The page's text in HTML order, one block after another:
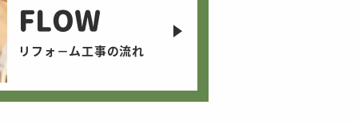
FLOW
リフォ－ム工事の流れ